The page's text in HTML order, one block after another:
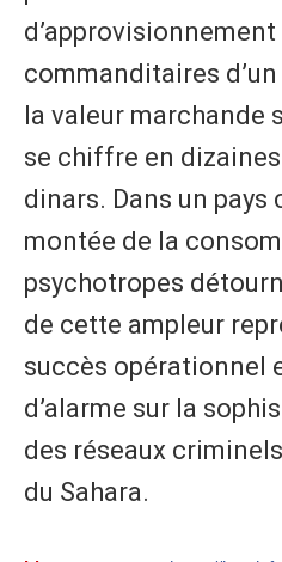
commanditaires
la valeur marchande
se chiffre en
dinars. Dans un
montée de la
psychotropes
de cette ampleur
succès opérationnel
d’alarme sur la
des réseaux
du Sahara.